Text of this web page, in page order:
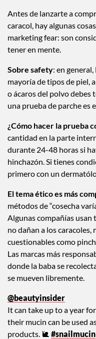
Antes de lanzarte a
caracol, hay algunas
marketing fear: son
tener en mente.
Sobre safety: en
mayoría de tipos de piel,
o ácaros del polvo debes
una prueba de parche es
¿Cómo hacer la prueba
cantidad en la parte
durante 24-48 horas si
hinchazón. Si tienes
primero con un
El tema ético es más
métodos de “cosecha
Algunas compañías usan
no dañan a los
cuestionables como
Las marcas más
donde la baba se
se mueven libremente.
@beautyinsider
It can take up to a year
their mucin can be used
products. 🐌 #snailmucin